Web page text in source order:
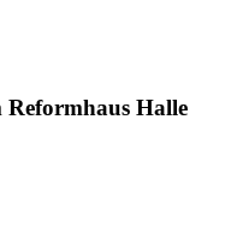
Halle